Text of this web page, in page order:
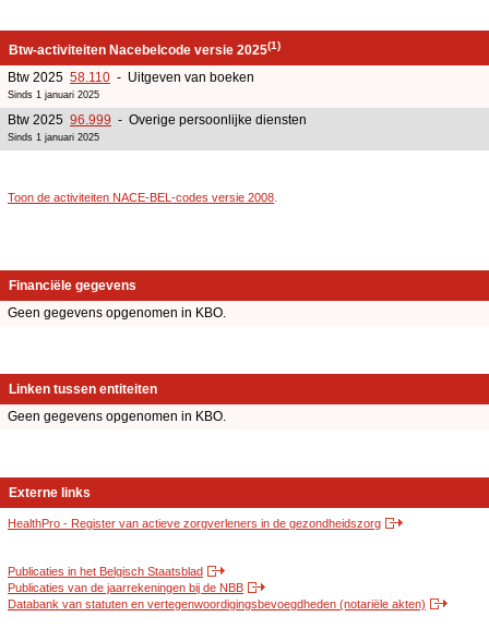
Btw-activiteiten Nacebelcode versie 2025(1)
Btw 2025 58.110 - Uitgeven van boeken
Sinds 1 januari 2025
Btw 2025 96.999 - Overige persoonlijke diensten
Sinds 1 januari 2025
Toon de activiteiten NACE-BEL-codes versie 2008
Financiële gegevens
Geen gegevens opgenomen in KBO.
Linken tussen entiteiten
Geen gegevens opgenomen in KBO.
Externe links
HealthPro - Register van actieve zorgverleners in de gezondheidszorg
Publicaties in het Belgisch Staatsblad
Publicaties van de jaarrekeningen bij de NBB
Databank van statuten en vertegenwoordigingsbevoegdheden (notariële akten)